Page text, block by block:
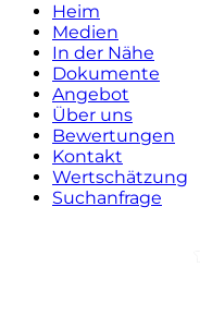
Heim
Medien
In der Nähe
Dokumente
Angebot
Über uns
Bewertungen
Kontakt
Wertschätzung
Suchanfrage